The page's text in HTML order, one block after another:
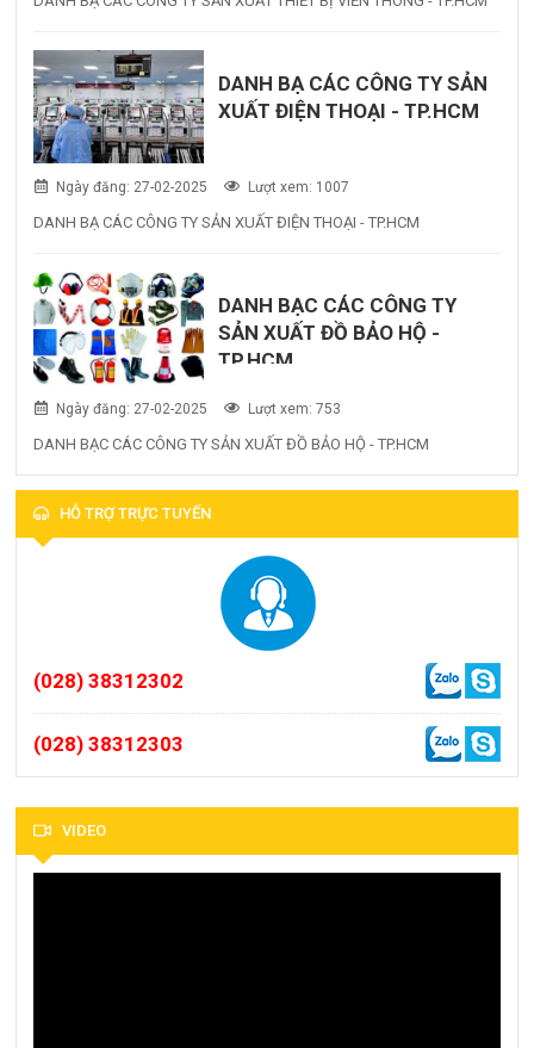
DANH BẠ CÁC CÔNG TY SẢN
XUẤT ĐIỆN THOẠI - TP.HCM
Ngày đăng: 27-02-2025 Lượt xem: 1007
DANH BẠ CÁC CÔNG TY SẢN XUẤT ĐIỆN THOẠI - TP.HCM
DANH BẠC CÁC CÔNG TY
SẢN XUẤT ĐỒ BẢO HỘ -
TP.HCM
Ngày đăng: 27-02-2025 Lượt xem: 753
DANH BẠC CÁC CÔNG TY SẢN XUẤT ĐỒ BẢO HỘ - TP.HCM
HỖ TRỢ TRỰC TUYẾN
(028) 38312302
(028) 38312303
VIDEO